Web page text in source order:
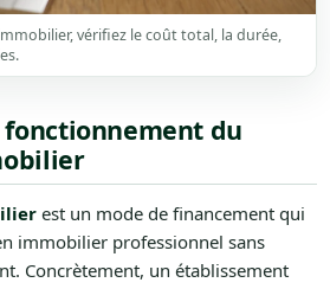
vérifiez le coût total, la durée,
du
est un mode de financement qui
immobilier professionnel sans
Concrètement, un établissement